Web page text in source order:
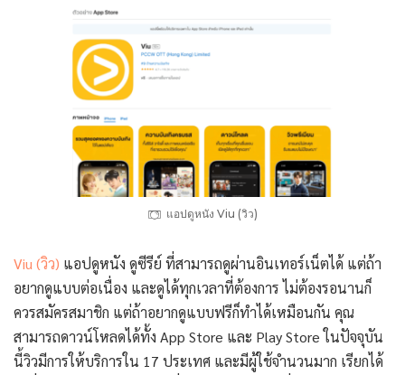
แอปดูหนัง Viu (วิว)
Viu (วิว) แอปดูหนัง ดูซีรีย์ ที่สามารถดูผ่านอินเทอร์เน็ตได้ แต่ถ้า
อยากดูแบบต่อเนื่อง และดูได้ทุกเวลาที่ต้องการ ไม่ต้องรอนานก็
ควรสมัครสมาชิก แต่ถ้าอยากดูแบบฟรีก็ทำได้เหมือนกัน คุณ
สามารถดาวน์โหลดได้ทั้ง App Store และ Play Store ในปัจจุบัน
นี้วิวมีการให้บริการใน 17 ประเทศ และมีผู้ใช้จำนวนมาก เรียกได้